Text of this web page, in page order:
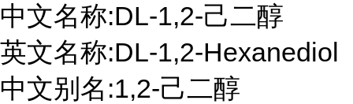
中文名称:DL-1,2-己二醇
英文名称:DL-1,2-Hexanediol
中文别名:1,2-己二醇